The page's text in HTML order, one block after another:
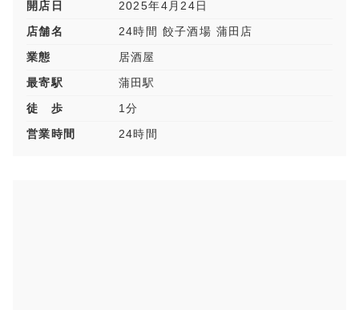
開店日
2025年4月24日
店舗名
24時間 餃子酒場 蒲田店
業態
居酒屋
最寄駅
蒲田駅
徒 歩
1分
営業時間
24時間